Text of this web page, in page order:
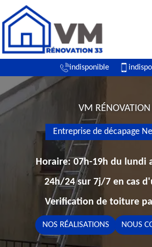
indisponible
VM RÉNOVATION
Entreprise de décapage
Horaire: 07h-19h du lundi
24h/24 sur 7j/7 en cas
Verification de toiture
NOS RÉALISATIONS NOUS